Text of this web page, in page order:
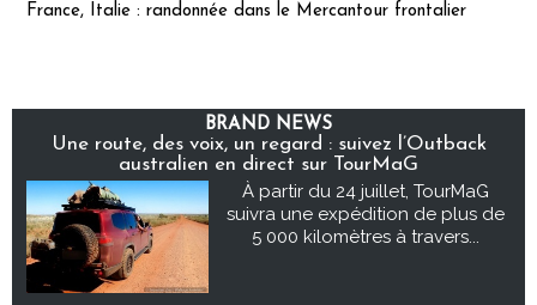
France, Italie : randonnée dans le Mercantour frontalier
BRAND NEWS
Une route, des voix, un regard : suivez l’Outback
australien en direct sur TourMaG
À partir du 24 juillet, TourMaG
suivra une expédition de plus de
5 000 kilomètres à travers...